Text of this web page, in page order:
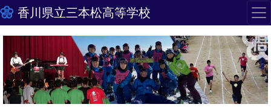
香川県立三本松高等学校